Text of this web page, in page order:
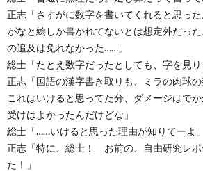
正志「さすがに数字を書いてくれると思っ
がなと絵しか書かれてないとは想定外だっ
の追及は免れなかった……」
総士「たとえ数字だったとしても、字を見り
正志「国語の漢字書き取りも、ミラの肉球の
これはいけると思ってた分、ダメージはで
受けはよかったんだけどな」
総士「……いけると思った理由が知りてーよ」
正志「特に、総士！ お前の、自由研究レポ
た！」